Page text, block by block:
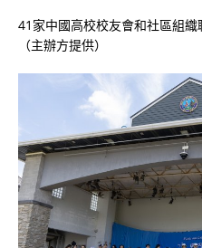
41家中國高校校友會和社區組織
（主辦方提供）